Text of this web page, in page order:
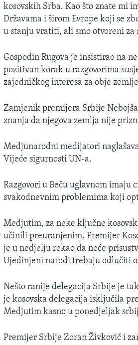
kosovskih Srba. Kao što znate mi
Državama i širom Evrope koji se
u stanju vratiti, ali smo otvoreni za
Gospodin Rugova je insistirao na
pozitivan korak u razgovorima
zajedničkog interesa za obje
Zamjenik premijera Srbije
znanja da njegova zemlja nije
Medjunarodni medijatori
Vijeće sigurnosti UN-a.
Razgovori u Beču uglavnom imaju
svakodnevnim problemima koji
Medjutim, za neke ključne
učinili preuranjenim. Premijer
je u nedjelju rekao da neće
Ujedinjeni narodi trebaju odlučiti
Nešto ranije delegacija Srbije je
je kosovska delegacija isključila
Medjutim kasno u ponedjeljak
Premijer Srbije Zoran Živković i